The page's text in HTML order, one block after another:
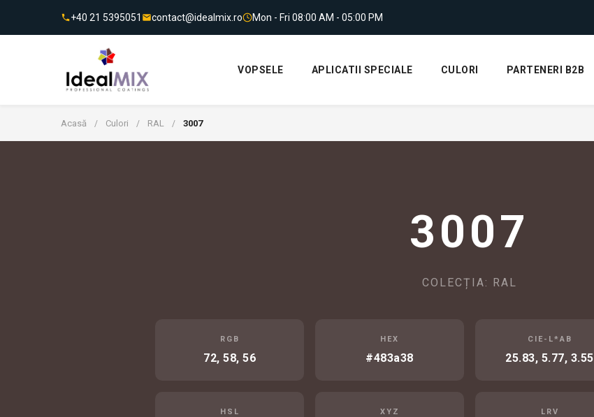
+40 21 5395051 contact@idealmix.ro Mon - Fri 08:00 AM - 05:00 PM
VOPSELE APLICATII SPECIALE CULORI PARTENERI B2B
Acasă / Culori / RAL / 3007
3007
COLECȚIA: RAL
RGB
72, 58, 56
HEX
#483a38
CIE-L*AB
25.83, 5.77, 3.55
HSL XYZ LRV